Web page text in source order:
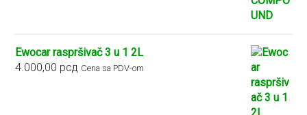
Ewocar raspršivač 3 u 1 2L
4.000,00 рсд Cena sa PDV-om